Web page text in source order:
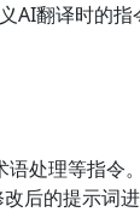
AI翻译时的指
处理等指令。
后的提示词进